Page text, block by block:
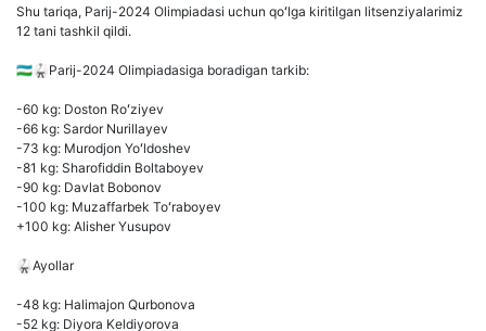
Shu tariqa, Parij-2024 Olimpiadasi uchun qoʻlga kiritilgan litsenziyalarimiz
12 tani tashkil qildi.
🇺🇿🥋Parij-2024 Olimpiadasiga boradigan tarkib:
-60 kg: Doston Roʻziyev
-66 kg: Sardor Nurillayev
-73 kg: Murodjon Yoʻldoshev
-81 kg: Sharofiddin Boltaboyev
-90 kg: Davlat Bobonov
-100 kg: Muzaffarbek Toʻraboyev
+100 kg: Alisher Yusupov
🥋Ayollar
-48 kg: Halimajon Qurbonova
-52 kg: Diyora Keldiyorova